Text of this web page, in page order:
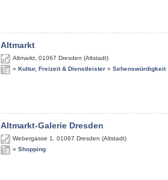
Altmarkt
Altmarkt 01067 Dresden (Altstadt)
» Kultur, Freizeit & Dienstleister » Sehenswürdigkeit
Altmarkt-Galerie Dresden
Webergasse 1 01067 Dresden (Altstadt)
» Shopping